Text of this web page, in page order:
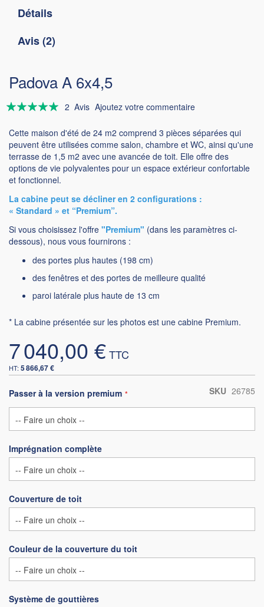
Padova A 6x4,5
Évaluation:
2 Avis Ajoutez votre commentaire
Cette maison d'été de 24 m2 comprend 3 pièces séparées qui
peuvent être utilisées comme salon, chambre et WC, ainsi qu'une
terrasse de 1,5 m2 avec une avancée de toit. Elle offre des
options de vie polyvalentes pour un espace extérieur confortable
et fonctionnel.
La cabine peut se décliner en 2 configurations :
« Standard » et “Premium”.
Si vous choisissez l'offre "Premium" (dans les paramètres ci-
dessous), nous vous fournirons :
des portes plus hautes (198 cm)
des fenêtres et des portes de meilleure qualité
paroi latérale plus haute de 13 cm
* La cabine présentée sur les photos est une cabine Premium.
7 040,00 €
5 866,67 €
SKU 26785
Passer à la version premium
Imprégnation complète
Couverture de toit
Couleur de la couverture du toit
Système de gouttières
Détails
Avis 2